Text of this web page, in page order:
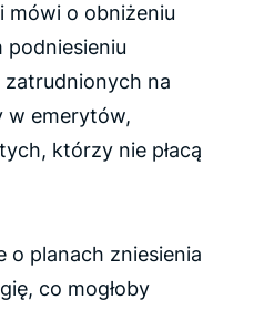
mówi o obniżeniu
podniesieniu
na
w emerytów,
którzy nie płacą
o planach zniesienia
co mogłoby